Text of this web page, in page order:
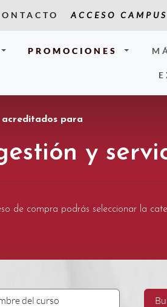
ACCESO CAMPUS
PROMOCIONES
acreditados para
y
de compra podrás seleccionar la